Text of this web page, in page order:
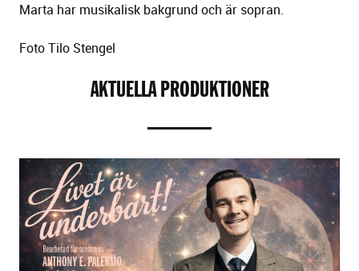
Marta har musikalisk bakgrund och är sopran.
Foto Tilo Stengel
AKTUELLA PRODUKTIONER